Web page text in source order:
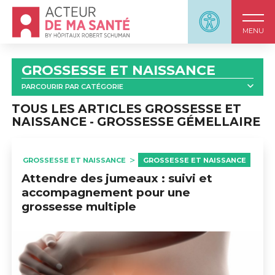
Panneau
MENU
Accueil - Acteur de ma santé, by HôpitauxRobert
GROSSESSE ET NAISSANCE
PARCOURIR PAR CATÉGORIE
TOUT GROSSESSE & NAISSANCE: OUTILS
GROSSESSE ET NAISSANCE : VIDÉOS
PATHOLOGIES DE LA GROSSESSE
GROSSESSE GÉMELLAIRE
ALIMENTATION ET GROSSESSE
ACCOUCHEMENT CÉSARIENNE
SÉJOUR À LA MATERNITÉ
TOUS LES ARTICLES GROSSESSE ET
NAISSANCE - GROSSESSE GÉMELLAIRE
GROSSESSE ET NAISSANCE GROSSESSE ET NAISSANCE
Attendre des jumeaux : suivi et
accompagnement pour une
grossesse multiple